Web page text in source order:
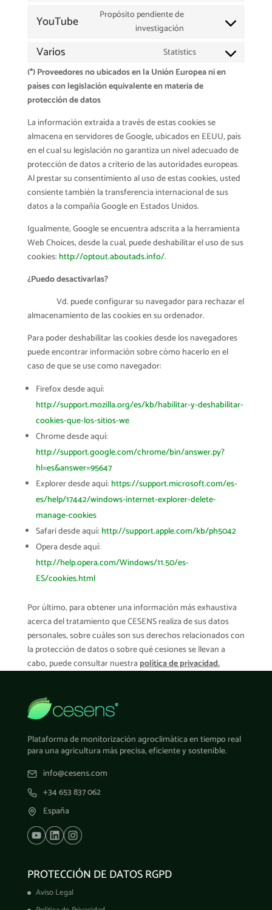
maps
YouTube
Propósito pendiente de
investigación
service
youtube
Varios Statistics
Consent
to
(*) Proveedores no ubicados en la Unión Europea ni en
países con legislación equivalente en materia de
protección de datos
La información extraída a través de estas cookies se
almacena en servidores de Google, ubicados en EEUU, país
en el cual su legislación no garantiza un nivel adecuado de
protección de datos a criterio de las autoridades europeas.
Al prestar su consentimiento al uso de estas cookies, usted
consiente también la transferencia internacional de sus
datos a la compañía Google en Estados Unidos.
Igualmente, Google se encuentra adscrita a la herramienta
Web Choices, desde la cual, puede deshabilitar el uso de sus
cookies: http://optout.aboutads.info/.
¿Puedo desactivarlas?
Vd. puede configurar su navegador para rechazar el
almacenamiento de las cookies en su ordenador.
Para poder deshabilitar las cookies desde los navegadores
puede encontrar información sobre cómo hacerlo en el
caso de que se use como navegador:
Firefox desde aquí:
http://support.mozilla.org/es/kb/habilitar-y-deshabilitar-
cookies-que-los-sitios-we
Chrome desde aquí:
http://support.google.com/chrome/bin/answer.py?
hl=es&answer=95647
Explorer desde aquí: https://support.microsoft.com/es-
es/help/17442/windows-internet-explorer-delete-
manage-cookies
Safari desde aquí: http://support.apple.com/kb/ph5042
Opera desde aquí:
http://help.opera.com/Windows/11.50/es-
ES/cookies.html
Por último, para obtener una información más exhaustiva
acerca del tratamiento que CESENS realiza de sus datos
personales, sobre cuáles son sus derechos relacionados con
la protección de datos o sobre qué cesiones se llevan a
cabo, puede consultar nuestra política de privacidad.
Plataforma de monitorización agroclimática en tiempo real
para una agricultura más precisa, eficiente y sostenible.
info@cesens.com
+34 653 837 062
España
PROTECCIÓN DE DATOS RGPD
Aviso Legal